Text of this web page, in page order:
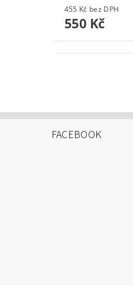
455 Kč bez DPH
550 Kč
FACEBOOK